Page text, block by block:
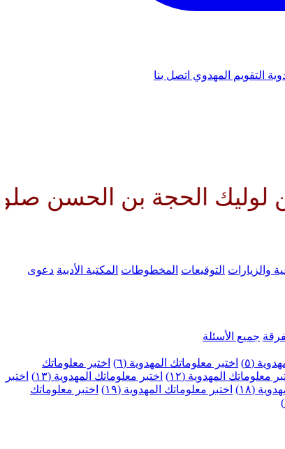
التقويم المهدوي اتصل بنا
بن الحسن صلواتك عليه
والزيارات التوقيعات المخطوطات المكتبة الأدبية دعوى
جميع الأسئلة
(٥) اختبر معلوماتك المهدوية (٦)
اختبر معلوماتك
معلوماتك المهدوية (١٢) اختبر معلوماتك المهدوية (١٣)
اختبر
(١٨) اختبر معلوماتك المهدوية (١٩)
اختبر معلوماتك